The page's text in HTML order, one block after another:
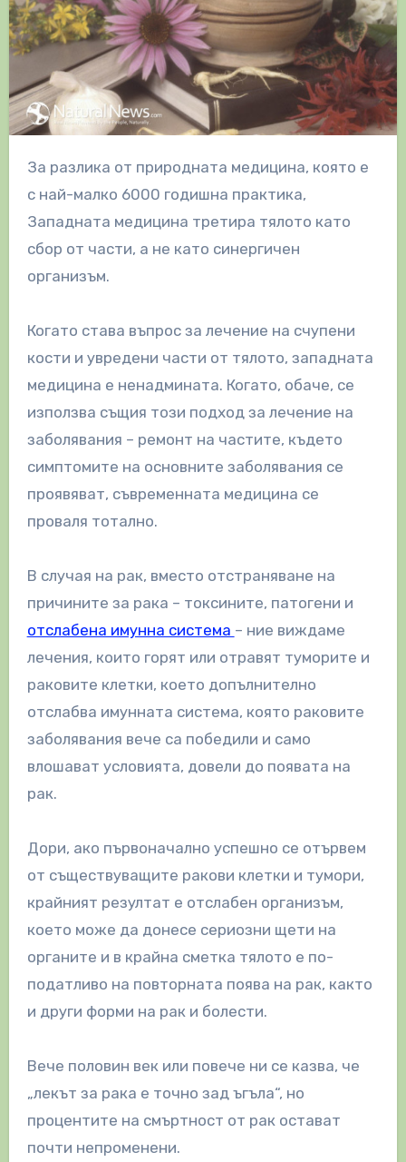
За разлика от природната медицина, която е
с най-малко 6000 годишна практика,
Западната медицина третира тялото като
сбор от части, а не като синергичен
организъм.
Когато става въпрос за лечение на счупени
кости и увредени части от тялото, западната
медицина е ненадмината. Когато, обаче, се
използва същия този подход за лечение на
заболявания – ремонт на частите, където
симптомите на основните заболявания се
проявяват, съвременната медицина се
проваля тотално.
В случая на рак, вместо отстраняване на
причините за рака – токсините, патогени и
отслабена имунна система – ние виждаме
лечения, които горят или отравят туморите и
раковите клетки, което допълнително
отслабва имунната система, която раковите
заболявания вече са победили и само
влошават условията, довели до появата на
рак.
Дори, ако първоначално успешно се отървем
от съществуващите ракови клетки и тумори,
крайният резултат е отслабен организъм,
което може да донесе сериозни щети на
органите и в крайна сметка тялото е по-
податливо на повторната поява на рак, както
и други форми на рак и болести.
Вече половин век или повече ни се казва, че
„лекът за рака е точно зад ъгъла“, но
процентите на смъртност от рак остават
почти непроменени.